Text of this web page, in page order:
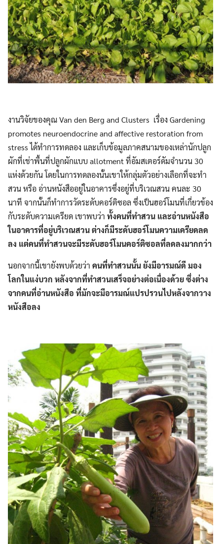
งานวิจัยของคุณ Van den Berg and Clusters เรื่อง Gardening
promotes neuroendocrine and affective restoration from
stress ได้ทำการทดลอง และเก็บข้อมูลภาคสนามของเหล่านักปลูก
ผักที่เช่าพื้นที่ปลูกผักแบบ allotment ที่อัมสเตอร์ดัมจำนวน 30
แห่งด้วยกัน โดยในการทดลองนั้นเขาให้กลุ่มตัวอย่างเลือกที่จะทำ
สวน หรือ อ่านหนังสืออยู่ในอาคารซึ่งอยู่ที่บริเวณสวน คนละ 30
นาที จากนั้นก็ทำการวัดระดับคอร์ติซอล ซึ่งเป็นฮอร์โมนที่เกี่ยวข้อง
กับระดับความเครียด เขาพบว่า ทั้งคนที่ทำสวน และอ่านหนังสือ
ในอาคารที่อยู่บริเวณสวน ต่างก็มีระดับฮอร์โมนความเครียดลด
ลง แต่คนที่ทำสวนจะมีระดับฮอร์โมนคอร์ติซอลที่ลดลงมากกว่า
นอกจากนี้เขายังพบด้วยว่า คนที่ทำสวนนั้น ยังมีอารมณ์ดี มอง
โลกในแง่บวก หลังจากที่ทำสวนเสร็จอย่างต่อเนื่องด้วย ซึ่งต่าง
จากคนที่อ่านหนังสือ ที่มักจะมีอารมณ์แปรปรวนไปหลังจากวาง
หนังสือลง